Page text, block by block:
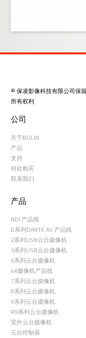
© 保凌影像科技有限公司保
所有权利
公司
关于BOLIN
产品
支持
何处购买
联系我们
产品
NDI 产品线
D系列DANTE AV 产品线
2系列USB云台摄像机
3系列USB云台摄像机
6系列云台摄像机
4K摄像机产品线
7系列云台摄像机
8系列云台摄像机
9系列云台摄像机
R9系列云台摄像机
室外云台摄像机
云台控制器